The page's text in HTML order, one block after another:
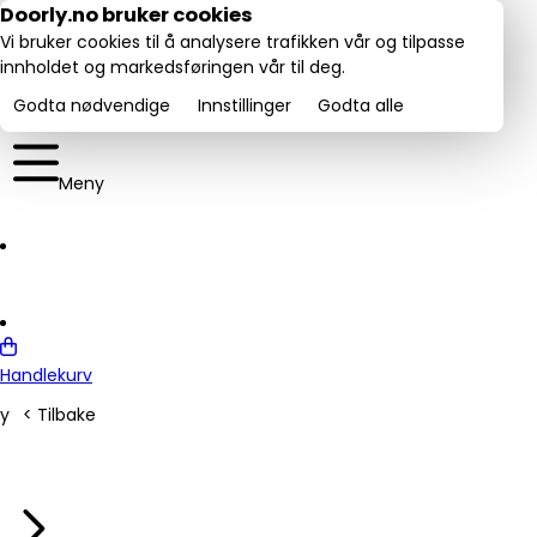
Utmerket:
4.6/5
Meny
Handlekurv
< Tilbake
Doorly.no bruker cookies
Vi bruker cookies til å analysere trafikken vår og tilpasse
innholdet og markedsføringen vår til deg.
Godta nødvendige
Innstillinger Godta alle